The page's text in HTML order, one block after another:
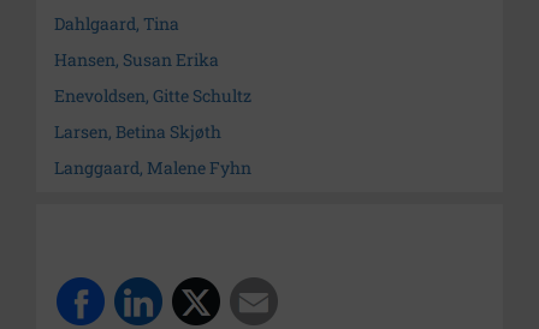
Dahlgaard, Tina
Hansen, Susan Erika
Enevoldsen, Gitte Schultz
Larsen, Betina Skjøth
Langgaard, Malene Fyhn